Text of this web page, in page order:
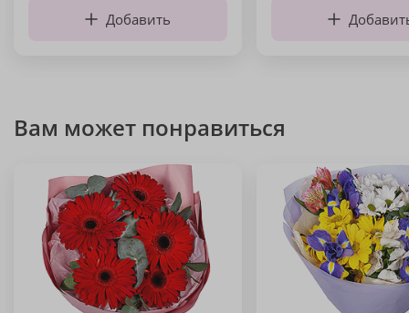
Добавить
Вам может понравиться